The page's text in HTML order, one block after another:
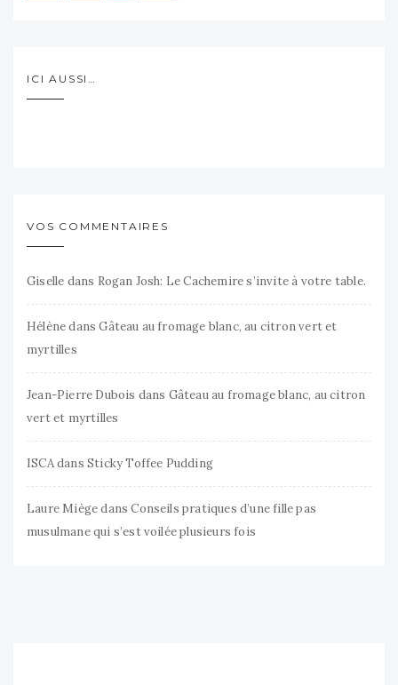
ICI AUSSI…
VOS COMMENTAIRES
Giselle dans Rogan Josh: Le Cachemire s’invite à votre table.
HélènedansGâteau au fromage blanc, au citron vert et
myrtilles
Jean-Pierre Dubois dans Gâteau au fromage blanc, au citron
vert et myrtilles
ISCAdans Sticky Toffee Pudding
Laure MiègedansConseils pratiques d’une fille pas
musulmane qui s’est voilée plusieurs fois